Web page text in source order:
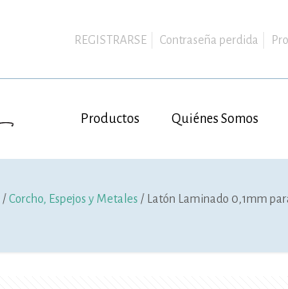
REGISTRARSE Contraseña perdida
Productos Quiénes Somos
/Corcho, Espejos y Metales / Latón Laminado 0,1mm